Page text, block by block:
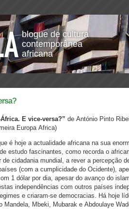
blogue de cultura
contemporânea
africana
E vice-versa?” de António Pinto
Europa Africa)
é hoje a actualidade africana na sua
estudo fascinantes, como recorda o
de cidadania mundial, a rever a percepção
(com a cumplicidade do Ocidente),
1 dólar por dia, apesar do avanço do
independências com outros países
e criaram-se democracias. Há hoje
Mandela, Mbeki, Mubarak e Abdoulaye